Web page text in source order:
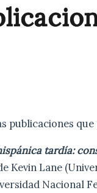
publicaciones
tardía:
Kevin Lane
Nacional